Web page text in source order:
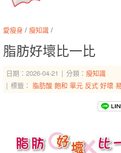
愛瘦身 / 瘦知識 /
脂肪好壞比一比
日期：2026-04-21 分類： 瘦知識
標籤： 脂肪酸 飽和 單元 反式 好壞